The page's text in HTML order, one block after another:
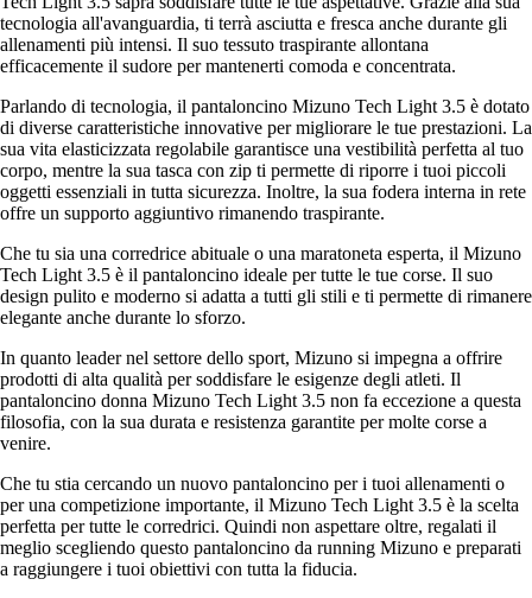
tecnologia all'avanguardia, ti terrà asciutta e fresca anche durante gli
allenamenti più intensi. Il suo tessuto traspirante allontana
efficacemente il sudore per mantenerti comoda e concentrata.
Parlando di tecnologia, il pantaloncino Mizuno Tech Light 3.5 è dotato
di diverse caratteristiche innovative per migliorare le tue prestazioni. La
sua vita elasticizzata regolabile garantisce una vestibilità perfetta al tuo
corpo, mentre la sua tasca con zip ti permette di riporre i tuoi piccoli
oggetti essenziali in tutta sicurezza. Inoltre, la sua fodera interna in rete
offre un supporto aggiuntivo rimanendo traspirante.
Che tu sia una corredrice abituale o una maratoneta esperta, il Mizuno
Tech Light 3.5 è il pantaloncino ideale per tutte le tue corse. Il suo
design pulito e moderno si adatta a tutti gli stili e ti permette di rimanere
elegante anche durante lo sforzo.
In quanto leader nel settore dello sport, Mizuno si impegna a offrire
prodotti di alta qualità per soddisfare le esigenze degli atleti. Il
pantaloncino donna Mizuno Tech Light 3.5 non fa eccezione a questa
filosofia, con la sua durata e resistenza garantite per molte corse a
venire.
Che tu stia cercando un nuovo pantaloncino per i tuoi allenamenti o
per una competizione importante, il Mizuno Tech Light 3.5 è la scelta
perfetta per tutte le corredrici. Quindi non aspettare oltre, regalati il
meglio scegliendo questo pantaloncino da running Mizuno e preparati
a raggiungere i tuoi obiettivi con tutta la fiducia.